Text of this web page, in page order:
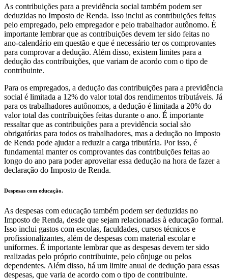
As contribuições para a previdência social também podem ser
deduzidas no Imposto de Renda. Isso inclui as contribuições feitas
pelo empregado, pelo empregador e pelo trabalhador autônomo. É
importante lembrar que as contribuições devem ter sido feitas no
ano-calendário em questão e que é necessário ter os comprovantes
para comprovar a dedução. Além disso, existem limites para a
dedução das contribuições, que variam de acordo com o tipo de
contribuinte.
Para os empregados, a dedução das contribuições para a previdência
social é limitada a 12% do valor total dos rendimentos tributáveis. Já
para os trabalhadores autônomos, a dedução é limitada a 20% do
valor total das contribuições feitas durante o ano. É importante
ressaltar que as contribuições para a previdência social são
obrigatórias para todos os trabalhadores, mas a dedução no Imposto
de Renda pode ajudar a reduzir a carga tributária. Por isso, é
fundamental manter os comprovantes das contribuições feitas ao
longo do ano para poder aproveitar essa dedução na hora de fazer a
declaração do Imposto de Renda.
Despesas com educação.
As despesas com educação também podem ser deduzidas no
Imposto de Renda, desde que sejam relacionadas à educação formal.
Isso inclui gastos com escolas, faculdades, cursos técnicos e
profissionalizantes, além de despesas com material escolar e
uniformes. É importante lembrar que as despesas devem ter sido
realizadas pelo próprio contribuinte, pelo cônjuge ou pelos
dependentes. Além disso, há um limite anual de dedução para essas
despesas, que varia de acordo com o tipo de contribuinte.